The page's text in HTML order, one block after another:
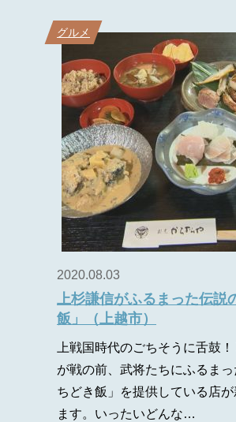
グルメ
2020.08.03
上杉謙信がふるまった伝説
飯」（上越市）
上戦国時代のごちそうに舌鼓
が戦の前、武将たちにふるま
ちどき飯」を提供している店
ます。いったいどんな…